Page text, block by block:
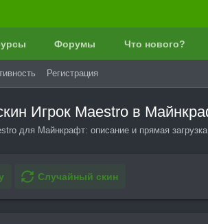
Форумы Что нового?
Регистрация
Игрок Maestro в
для Майнкрафт: описание и прямая
Случайный скин